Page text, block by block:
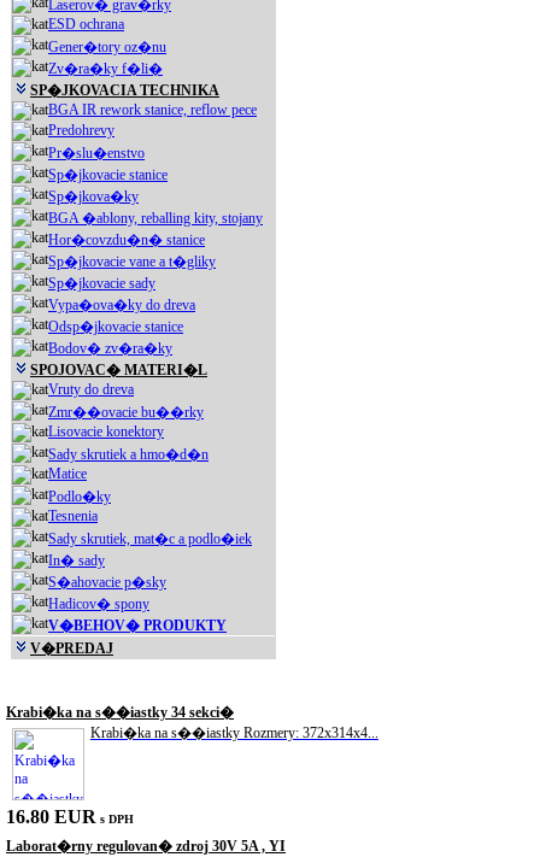
Laserov� grav�rky
ESD ochrana
Gener�tory oz�nu
Zv�ra�ky f�li�
SP�JKOVACIA TECHNIKA
BGA IR rework stanice, reflow pece
Predohrevy
Pr�slu�enstvo
Sp�jkovacie stanice
Sp�jkova�ky
BGA �ablony, reballing kity, stojany
Hor�covzdu�n� stanice
Sp�jkovacie vane a t�gliky
Sp�jkovacie sady
Vypa�ova�ky do dreva
Odsp�jkovacie stanice
Bodov� zv�ra�ky
SPOJOVAC� MATERI�L
Vruty do dreva
Zmr��ovacie bu��rky
Lisovacie konektory
Sady skrutiek a hmo�d�n
Matice
Podlo�ky
Tesnenia
Sady skrutiek, mat�c a podlo�iek
In� sady
S�ahovacie p�sky
Hadicov� spony
V�BEHOV� PRODUKTY
V�PREDAJ
Krabi�ka na s��iastky 34 sekci�
Krabi�ka na s��iastky Rozmery: 372x314x4...
16.80 EUR s DPH
Laborat�rny regulovan� zdroj 30V 5A , YI